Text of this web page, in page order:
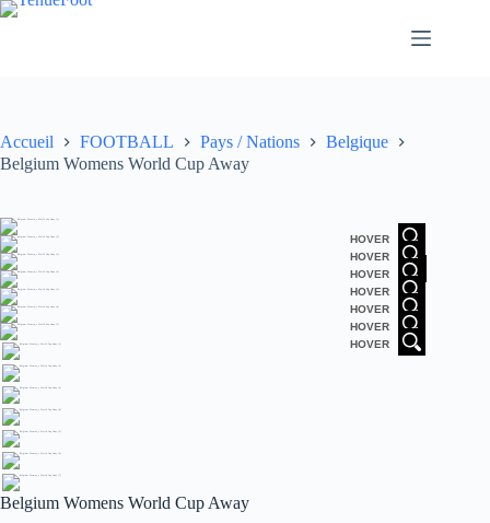
Passer
Accueil FOOTBALL Pays / Nations
Belgique
Belgium Womens World Cup Away
HOVER
HOVER
HOVER
HOVER
HOVER
HOVER
HOVER
Belgium Womens World Cup Away